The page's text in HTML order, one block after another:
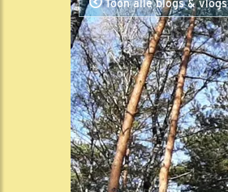
Toon alle blogs & vlogs